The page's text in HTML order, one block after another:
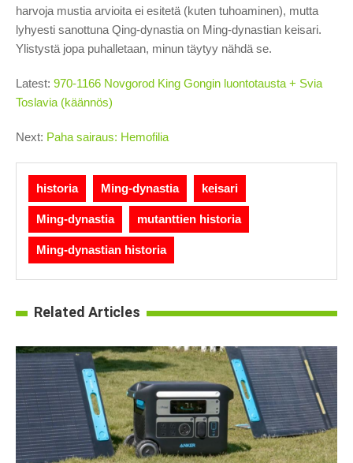
harvoja mustia arvioita ei esitetä (kuten tuhoaminen), mutta
lyhyesti sanottuna Qing-dynastia on Ming-dynastian keisari.
Ylistystä jopa puhalletaan, minun täytyy nähdä se.
Latest: 970-1166 Novgorod King Gongin luontotausta + Svia
Toslavia (käännös)
Next: Paha sairaus: Hemofilia
historia Ming-dynastia keisari
Ming-dynastia mutanttien historia
Ming-dynastian historia
Related Articles